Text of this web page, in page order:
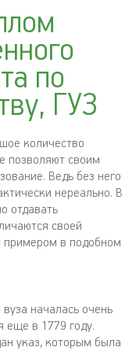
по
ГУЗ
количество
позволяют своим
Ведь без него
нереально. В
отдавать
своей
примером в подобном
началась очень
еще в 1779 году.
указ, которым была